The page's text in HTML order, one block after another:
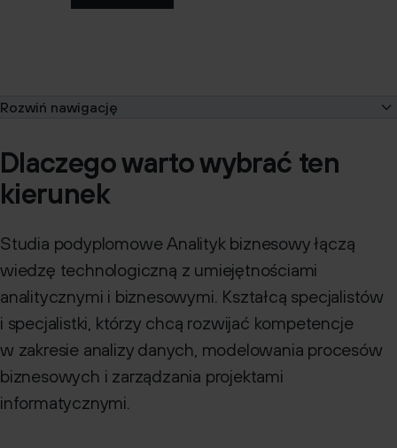
Rozwiń nawigację
Program
Kadra
Rekrutacja
Dokumenty do pobrania
Kontakt
Dlaczego warto wybrać ten
kierunek
Studia podyplomowe Analityk biznesowy łączą
wiedzę technologiczną z umiejętnościami
analitycznymi i biznesowymi. Kształcą specjalistów
i specjalistki, którzy chcą rozwijać kompetencje
w zakresie analizy danych, modelowania procesów
biznesowych i zarządzania projektami
informatycznymi.